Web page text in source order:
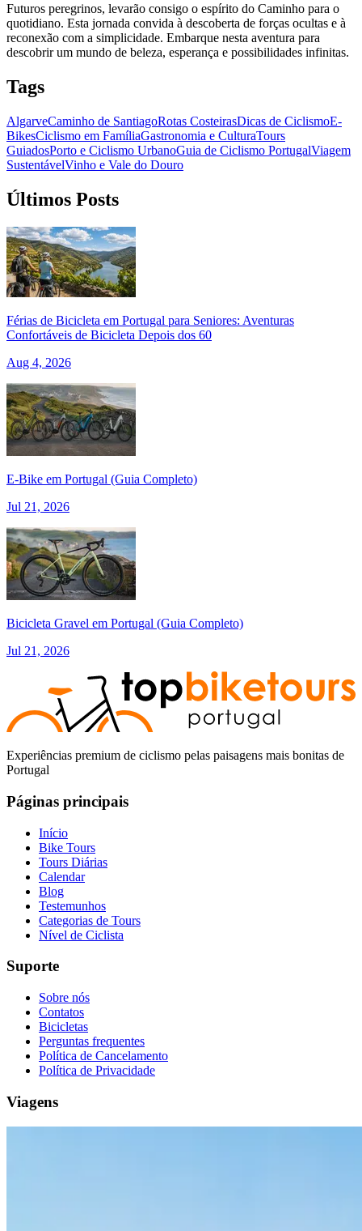
Futuros peregrinos, levarão consigo o espírito do Caminho para o
quotidiano. Esta jornada convida à descoberta de forças ocultas e à
reconexão com a simplicidade. Embarque nesta aventura para
descobrir um mundo de beleza, esperança e possibilidades infinitas.
Tags
AlgarveCaminho de SantiagoRotas CosteirasDicas de CiclismoE-
BikesCiclismo em FamíliaGastronomia e CulturaTours
GuiadosPorto e Ciclismo UrbanoGuia de Ciclismo PortugalViagem
SustentávelVinho e Vale do Douro
Últimos Posts
Férias de Bicicleta em Portugal para Seniores: Aventuras
Confortáveis de Bicicleta Depois dos 60
Aug 4, 2026
E‑Bike em Portugal (Guia Completo)
Jul 21, 2026
Bicicleta Gravel em Portugal (Guia Completo)
Jul 21, 2026
Experiências premium de ciclismo pelas paisagens mais bonitas de
Portugal
Páginas principais
Início
Bike Tours
Tours Diárias
Calendar
Blog
Testemunhos
Categorias de Tours
Nível de Ciclista
Suporte
Sobre nós
Contatos
Bicicletas
Perguntas frequentes
Política de Cancelamento
Política de Privacidade
Viagens